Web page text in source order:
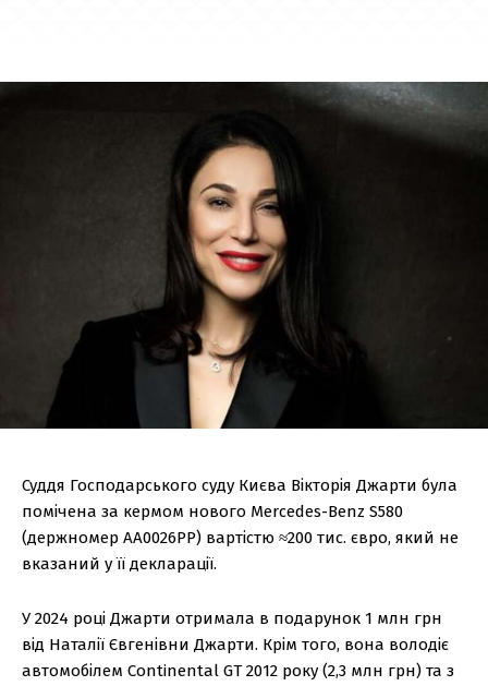
Суддя Господарського суду Києва Вікторія Джарти була
помічена за кермом нового Mercedes-Benz S580
(держномер AA0026PP) вартістю ≈200 тис. євро, який не
вказаний у її декларації.
У 2024 році Джарти отримала в подарунок 1 млн грн
від Наталії Євгенівни Джарти. Крім того, вона володіє
автомобілем Continental GT 2012 року (2,3 млн грн) та з